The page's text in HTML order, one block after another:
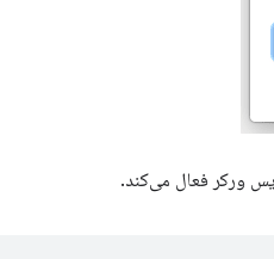
ورکر فعال می‌کند.